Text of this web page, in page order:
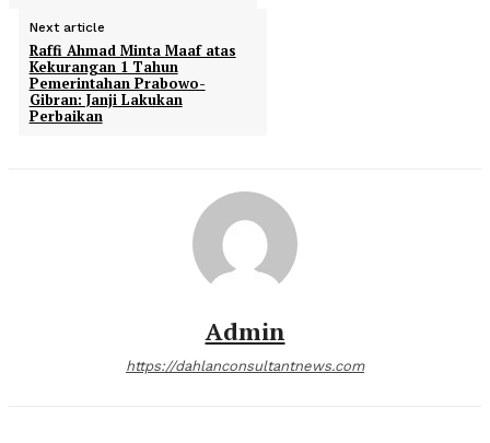
Next article
Raffi Ahmad Minta Maaf atas
Kekurangan 1 Tahun
Pemerintahan Prabowo-
Gibran: Janji Lakukan
Perbaikan
Admin
https://dahlanconsultantnews.com